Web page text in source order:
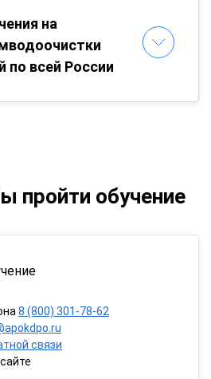
на
по всей России
пройти обучение
8 (800) 301-78-62
связи